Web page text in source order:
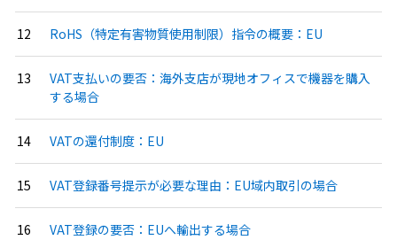
RoHS（特定有害物質使用制限）指令の概要：EU
VAT支払いの要否：海外支店が現地オフィスで機器を購入
する場合
VATの還付制度：EU
VAT登録番号提示が必要な理由：EU域内取引の場合
VAT登録の要否：EUへ輸出する場合